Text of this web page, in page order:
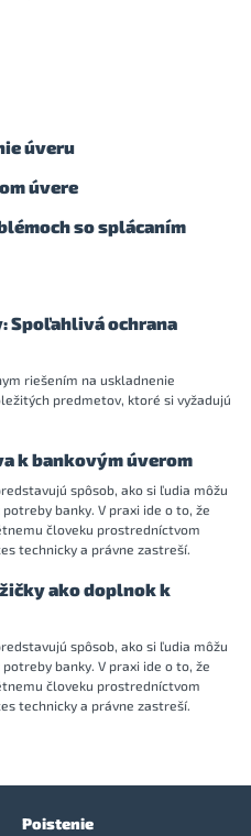
úveru
úvere
so splácaním
Spoľahlivá ochrana
riešením na uskladnenie
predmetov, ktoré si vyžadujú
k bankovým úverom
spôsob, ako si ľudia môžu
banky. V praxi ide o to, že
človeku prostredníctvom
technicky a právne zastreší.
ako doplnok k
spôsob, ako si ľudia môžu
banky. V praxi ide o to, že
človeku prostredníctvom
technicky a právne zastreší.
Poistenie